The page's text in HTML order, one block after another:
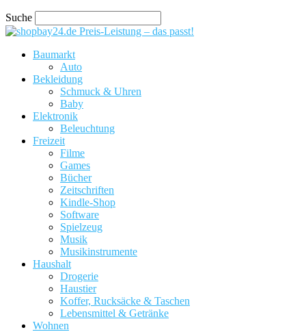
Suche
Preis-Leistung – das passt!
Baumarkt
Auto
Bekleidung
Schmuck & Uhren
Baby
Elektronik
Beleuchtung
Freizeit
Filme
Games
Bücher
Zeitschriften
Kindle-Shop
Software
Spielzeug
Musik
Musikinstrumente
Haushalt
Drogerie
Haustier
Koffer, Rucksäcke & Taschen
Lebensmittel & Getränke
Wohnen